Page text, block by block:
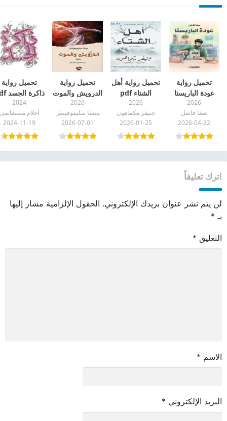
تحميل رواية
عودة الباريستا
pdf
2026
صفا فاضل
2026-04-22
تحميل رواية أهل
الشتاء pdf
2026
جنيفر مكماهون
2026-01-25
تحميل رواية
الدرويش والموت
pdf
2026
ميشا سليموفيتش
2026-07-01
تحميل رواية
ذاكرة الجسد pdf
2024
أحلام مستغانمي
2024-11-19
اترك تعليقاً
لن يتم نشر عنوان بريدك الإلكتروني. الحقول الإلزامية مشار إليها
بـ *
التعليق *
الاسم *
البريد الإلكتروني *